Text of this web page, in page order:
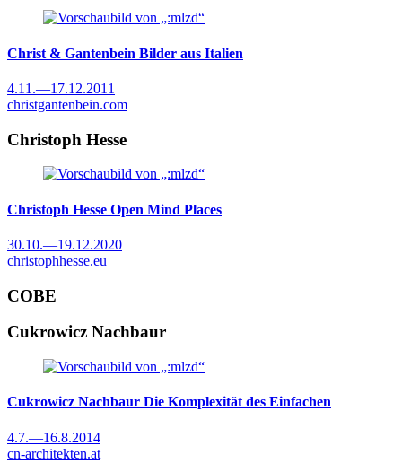
Christ & Gantenbein Bilder aus Italien
4.11.—17.12.2011
christgantenbein.com
Christoph Hesse
Christoph Hesse Open Mind Places
30.10.—19.12.2020
christophhesse.eu
COBE
Cukrowicz Nachbaur
Cukrowicz Nachbaur Die Komplexität des Einfachen
4.7.—16.8.2014
cn-architekten.at